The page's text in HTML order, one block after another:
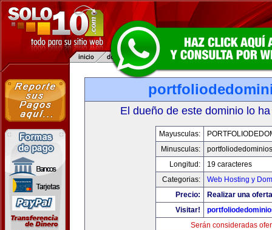
El dueño de este dominio lo
Mayusculas:
Minusculas:
Longitud:
19 caracteres
Categorias:
Web Hosting y
Precio:
Realizar una
Visitar!
Serán consideradas